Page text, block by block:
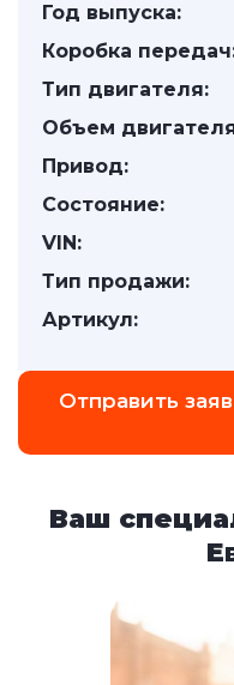
Год выпуска:
Коробка
Тип двигателя:
Объем
Привод:
Состояние:
VIN:
Тип продажи:
Артикул:
Отправить
Ваш